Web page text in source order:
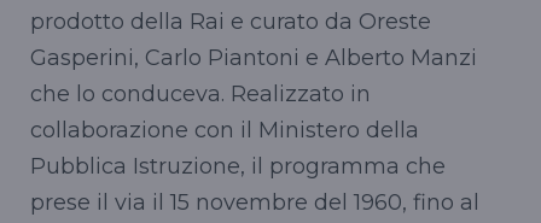
prodotto della Rai e curato da Oreste
Gasperini, Carlo Piantoni e Alberto Manzi
che lo conduceva. Realizzato in
collaborazione con il Ministero della
Pubblica Istruzione, il programma che
prese il via il 15 novembre del 1960, fino al